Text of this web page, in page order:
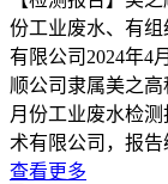
份工业废水、有
有限公司2024年4
顺公司隶属美之
月份工业废水检
术有限公司，报告
查看更多